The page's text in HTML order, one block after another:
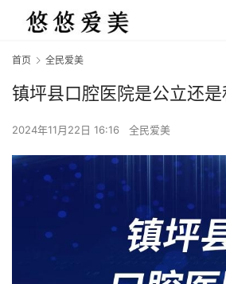
首页 全民爱美
镇坪县口腔医院是公立还是
2024年11月22日 16:16 全民爱美